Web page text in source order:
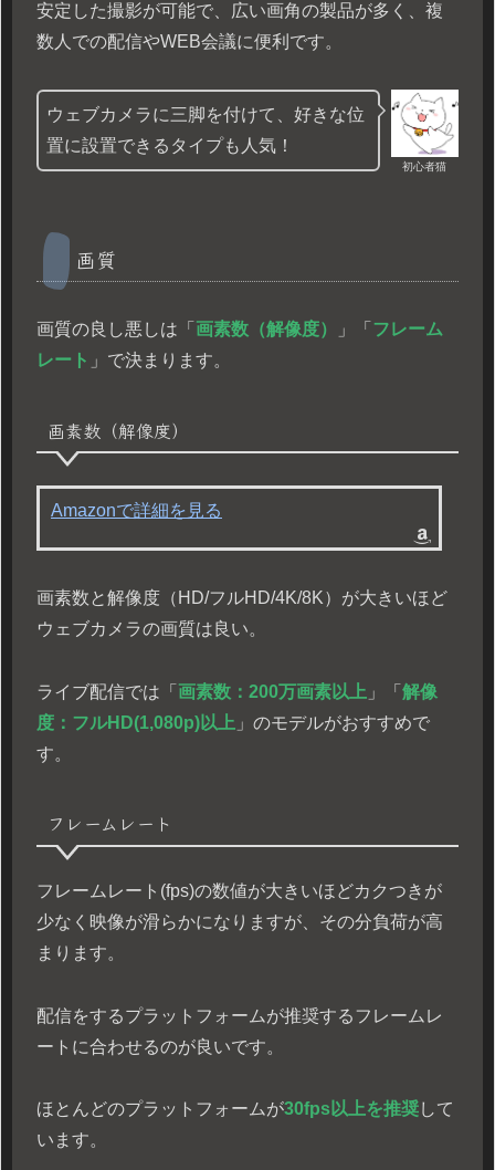
安定した撮影が可能で、広い画角の製品が多く、複
数人での配信やWEB会議に便利です。
初心者猫
ウェブカメラに三脚を付けて、好きな位
置に設置できるタイプも人気！
画質
画質の良し悪しは「 画素数（解像度） 」「 フレーム
レート 」で決まります。
画素数（解像度）
Amazonで詳細を見る
画素数と解像度（HD/フルHD/4K/8K）が大きいほど
ウェブカメラの画質は良い。
ライブ配信では「 画素数：200万画素以上 」「 解像
度：フルHD(1,080p)以上 」のモデルがおすすめで
す。
フレームレート
フレームレート(fps)の数値が大きいほどカクつきが
少なく映像が滑らかになりますが、その分負荷が高
まります。
配信をするプラットフォームが推奨するフレームレ
ートに合わせるのが良いです。
ほとんどのプラットフォームが30fps以上を推奨して
います。